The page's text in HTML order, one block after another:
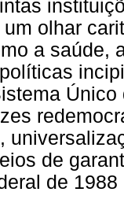
olhar
a saúde,
de
de